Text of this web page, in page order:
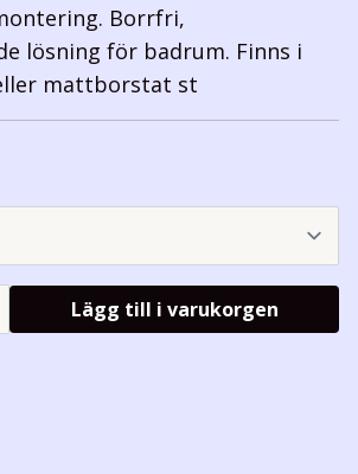
Borrfri,
lösning för badrum. Finns i
mattborstat st
Lägg till i varukorgen